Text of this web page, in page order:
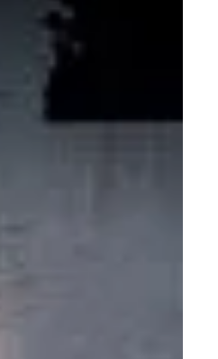
niezbędne są
zakresu medycyny pracy?
medycyny pracy są